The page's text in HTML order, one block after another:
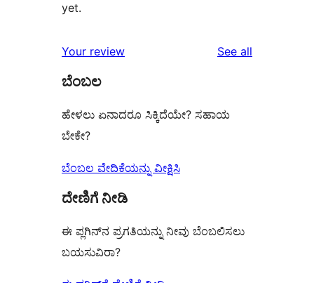
yet.
Your review See all
ಬೆಂಬಲ
ಹೇಳಲು ಏನಾದರೂ ಸಿಕ್ಕಿದೆಯೇ? ಸಹಾಯ
ಬೇಕೇ?
ಬೆಂಬಲ ವೇದಿಕೆಯನ್ನು ವೀಕ್ಷಿಸಿ
ದೇಣಿಗೆ ನೀಡಿ
ಈ ಪ್ಲಗಿನ್‌ನ ಪ್ರಗತಿಯನ್ನು ನೀವು ಬೆಂಬಲಿಸಲು
ಬಯಸುವಿರಾ?